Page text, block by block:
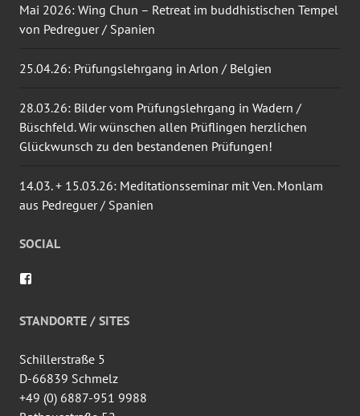
Mai 2026: Wing Chun – Retreat im buddhistischen Tempel
von Pedreguer / Spanien
25.04.26: Prüfungslehrgang in Arlon / Belgien
28.03.26: Bilder vom Prüfungslehrgang in Wadern /
Büschfeld. Wir wünschen allen Prüflingen herzlichen
Glückwunsch zu den bestandenen Prüfungen!
14.03. + 15.03.26: Meditationsseminar mit Ven. Monlam
aus Pedreguer / Spanien
SOCIAL
auf
Facebook
STANDORTE / SITES
Schillerstraße 5
D-66839 Schmelz
+49 (0) 6887-951 9988